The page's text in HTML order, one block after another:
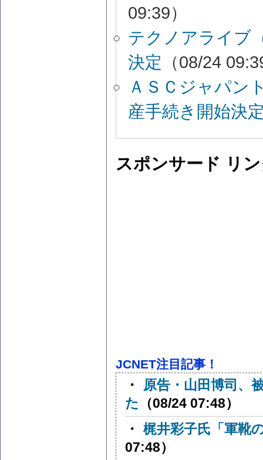
09:39）
テクノアライブ
決定 （08/24
ＡＳＣジャパン
産手続き開始決
スポンサード リ
JCNET注目記事！
・
原告・山田博司、
た
（08/24 07:48）
・ 梶井彩子氏「軍靴
07:48）